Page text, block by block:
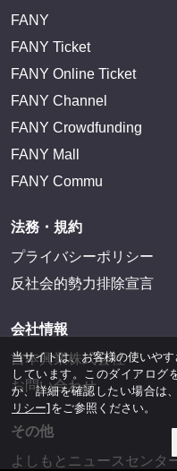
FANY
FANY Ticket
FANY Online Ticket
FANY Channel
FANY Crowdfunding
FANY Mall
FANY Commu
法務・規約
プライバシーポリシー
反社会的勢力排除宣言
会社情報
吉本興業株式会社
お問い合わせ
その他
よしもとニュースセンタ
当サイトは、お客様の使いや
しています。このダイアログ
か、詳細を確認したい場合は、
リシー]をご参照ください。